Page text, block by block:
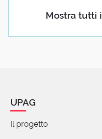
Mostra tutti
UPAG
Il progetto